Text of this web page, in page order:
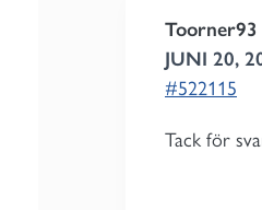
Toorner93
JUNI 20,
#522115
Tack för